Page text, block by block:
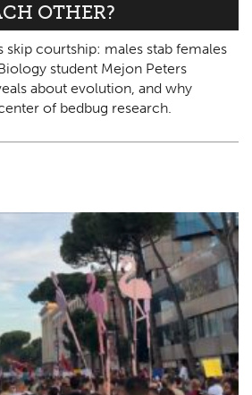
OTHER?
skip courtship: males stab females
student Mejon Peters
about evolution, and why
of bedbug research.